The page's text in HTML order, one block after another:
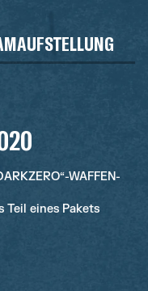
WAFFEN-
Teil eines Pakets